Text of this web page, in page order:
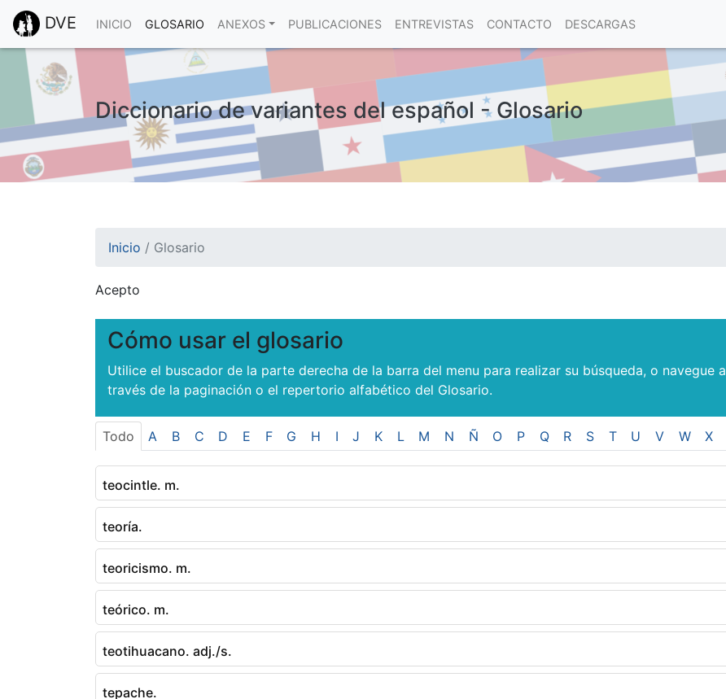
DVE INICIO GLOSARIO ANEXOS PUBLICACIONES ENTREVISTAS CONTACTO DESCARGAS
Diccionario de variantes del español - Glosario
Inicio / Glosario
Acepto
Esto nos ayuda a recolectar estadísticas de las visitas.
Cómo usar el glosario
Utilice el buscador de la parte derecha de la barra del menu para realizar su búsqueda, o navegue a
través de la paginación o el repertorio alfabético del Glosario.
Todo A B C D E F G H I J K L M N Ñ O P Q R S T U V W X
teocintle. m.
teoría.
teoricismo. m.
teórico. m.
teotihuacano. adj./s.
tepache.